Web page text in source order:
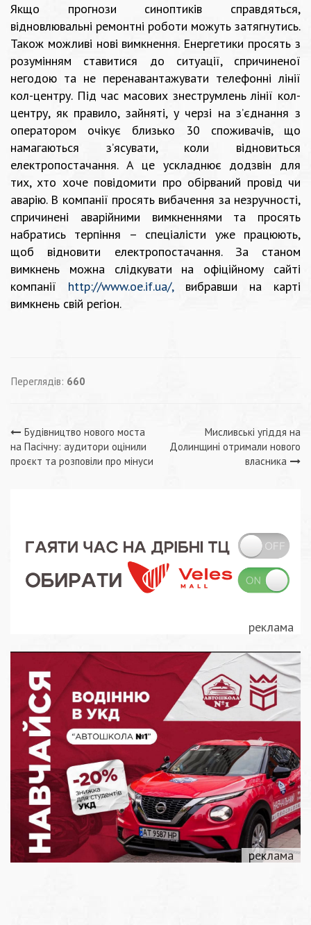
Якщо прогнози синоптиків справдяться,
відновлювальні ремонтні роботи можуть затягнутись.
Також можливі нові вимкнення. Енергетики просять з
розумінням ставитися до ситуації, спричиненої
негодою та не перенавантажувати телефонні лінії
кол-центру. Під час масових знеструмлень лінії кол-
центру, як правило, зайняті, у черзі на з’єднання з
оператором очікує близько 30 споживачів, що
намагаються з’ясувати, коли відновиться
електропостачання. А це ускладнює додзвін для
тих, хто хоче повідомити про обірваний провід чи
аварію. В компанії просять вибачення за незручності,
спричинені аварійними вимкненнями та просять
набратись терпіння – спеціалісти уже працюють,
щоб відновити електропостачання. За станом
вимкнень можна слідкувати на офіційному сайті
компанії http://www.oe.if.ua/,вибравши на карті
вимкнень свій регіон.
Переглядів: 660
Навігація
записів
Будівництво нового моста
на Пасічну: аудитори оцінили
проєкт та розповіли про мінуси
Мисливські угіддя на
Долинщині отримали нового
власника